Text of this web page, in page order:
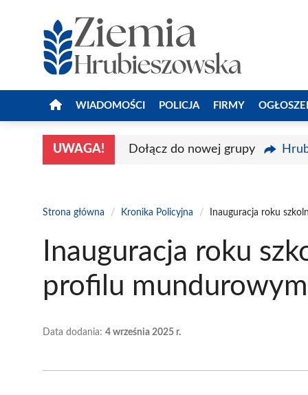
WIADOMOŚCI POLICJA FIRMY
UWAGA! Dołącz do nowej grupy
Strona główna / Kronika Policyjna / Inauguracja roku
Inauguracja roku
profilu
Data dodania: 4 września 2025 r.